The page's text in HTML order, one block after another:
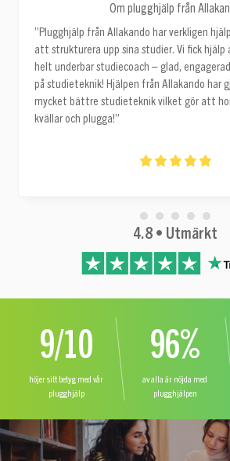
Om plugghjälp från
”Plugghjälp från Allakando har verkligen
att strukturera upp sina studier. Vi fick hjälp
helt underbar studiecoach – glad,
på studieteknik! Hjälpen från Allakando
mycket bättre studieteknik vilket gör att
kvällar och plugga!”
4.8 • Utmärkt
9/10
höjer sitt betyg med vår
plugghjälp
96%
av alla är nöjda med
plugghjälpen